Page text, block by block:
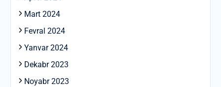
Mart 2024
Fevral 2024
Yanvar 2024
Dekabr 2023
Noyabr 2023